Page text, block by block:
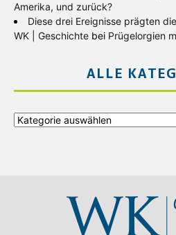
Amerika, und zurück?
Diese drei Ereignisse prägten
WK | Geschichte bei Prügelorgien
ALLE
Alle